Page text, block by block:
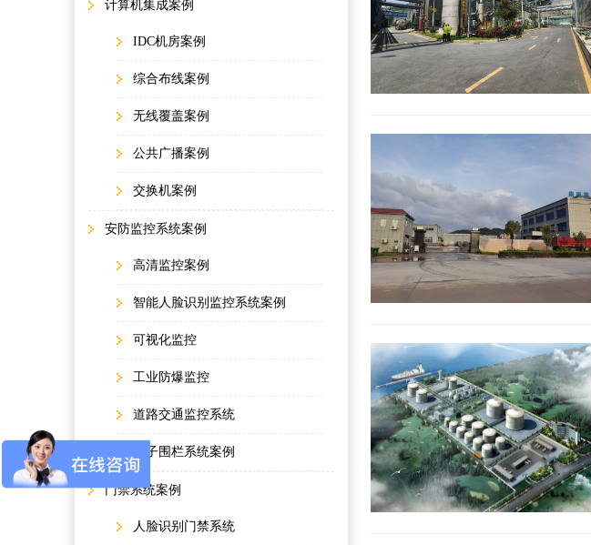
计算机集成案例
IDC机房案例
综合布线案例
无线覆盖案例
公共广播案例
交换机案例
安防监控系统案例
高清监控案例
智能人脸识别监控系统案例
可视化监控
工业防爆监控
道路交通监控系统
电子围栏系统案例
门禁系统案例
人脸识别门禁系统